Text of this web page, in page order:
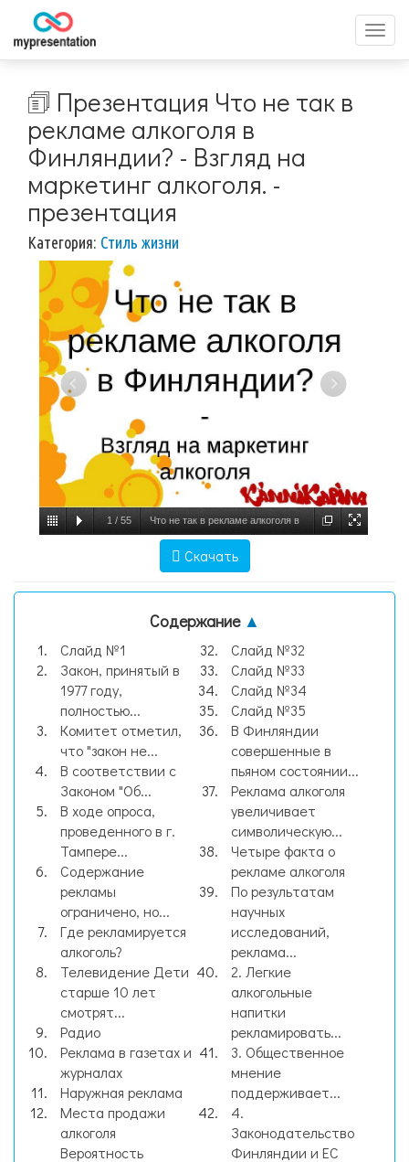
меню
🗊 Презентация Что не так в
рекламе алкоголя в
Финляндии? - Взгляд на
маркетинг алкоголя. -
презентация
Категория: Стиль жизни
1 / 55 Что не так в рекламе алкоголя в
алкоголя. - презентация, слайд №1
Скачать
Содержание ▲
Слайд №1
Закон, принятый в
1977 году,
полностью...
Комитет отметил,
что "закон не...
В соответствии с
Законом "Об...
В ходе опроса,
проведенного в г.
Тампере...
Содержание
рекламы
ограничено, но...
Где рекламируется
алкоголь?
Телевидение Дети
старше 10 лет
смотрят...
Радио
Реклама в газетах и
журналах
Наружная реклама
Места продажи
алкоголя
Вероятность
Слайд №32
Слайд №33
Слайд №34
Слайд №35
В Финляндии
совершенные в
пьяном состоянии...
Реклама алкоголя
увеличивает
символическую...
Четыре факта о
рекламе алкоголя
По результатам
научных
исследований,
реклама...
2. Легкие
алкогольные
напитки
рекламировать...
3. Общественное
мнение
поддерживает...
4.
Законодательство
Финляндии и ЕС